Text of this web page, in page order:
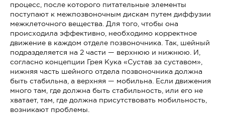
процесс, после которого питательные элементы
поступают к межпозвоночным дискам путем диффузии
межклеточного вещества. Для того, чтобы она
происходила эффективно, необходимо корректное
движение в каждом отделе позвоночника. Так, шейный
подразделяется на 2 части — верхнюю и нижнюю. И,
согласно концепции Грея Кука «Сустав за суставом»,
нижняя часть шейного отдела позвоночника должна
быть стабильна, а верхняя — мобильна. Если движения
много там, где должна быть стабильность, или его не
хватает, там, где должна присутствовать мобильность,
возникают проблемы.